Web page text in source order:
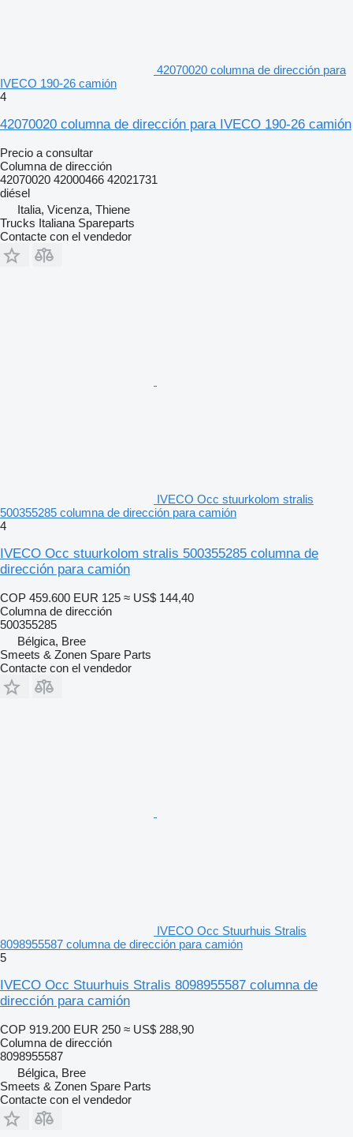
42070020 columna de dirección para
IVECO 190-26 camión
4
42070020 columna de dirección para IVECO 190-26 camión
Precio a consultar
Columna de dirección
42070020 42000466 42021731
diésel
Italia, Vicenza, Thiene
Trucks Italiana Spareparts
Contacte con el vendedor
IVECO Occ stuurkolom stralis
500355285 columna de dirección para camión
4
IVECO Occ stuurkolom stralis 500355285 columna de
dirección para camión
COP 459.600 EUR 125 ≈ US$ 144,40
Columna de dirección
500355285
Bélgica, Bree
Smeets & Zonen Spare Parts
Contacte con el vendedor
IVECO Occ Stuurhuis Stralis
8098955587 columna de dirección para camión
5
IVECO Occ Stuurhuis Stralis 8098955587 columna de
dirección para camión
COP 919.200 EUR 250 ≈ US$ 288,90
Columna de dirección
8098955587
Bélgica, Bree
Smeets & Zonen Spare Parts
Contacte con el vendedor